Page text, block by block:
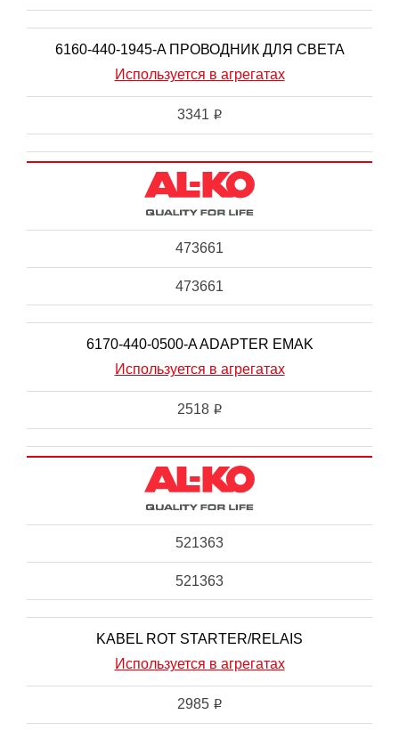
6160-440-1945-A ПРОВОДНИК ДЛЯ СВЕТА
Используется в агрегатах
3341 i
473661
473661
6170-440-0500-A ADAPTER EMAK
Используется в агрегатах
2518 i
521363
521363
KABEL ROT STARTER/RELAIS
Используется в агрегатах
2985 i